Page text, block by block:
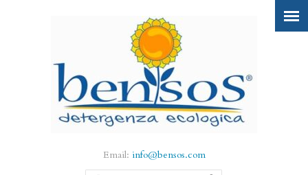
Email: info@bensos.com